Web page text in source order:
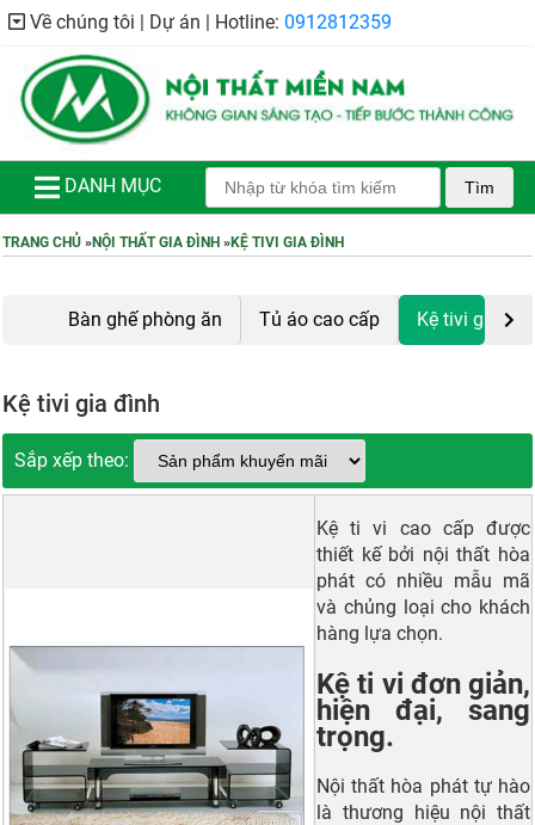
Về chúng tôi | Dự án | Hotline: 0912812359
DANH MỤC Tìm
TRANG CHỦ »NỘI THẤT GIA ĐÌNH »KỆ TIVI GIA ĐÌNH
Bàn ghế phòng ăn Tủ áo cao cấp Kệ tivi gia
Kệ tivi gia đình
Sắp xếp theo:
Kệ ti vi cao cấp được
thiết kế bởi nội thất hòa
phát có nhiều mẫu mã
và chủng loại cho khách
hàng lựa chọn.
Kệ ti vi đơn giản,
hiện đại, sang
trọng.
Nội thất hòa phát tự hào
là thương hiệu nội thất